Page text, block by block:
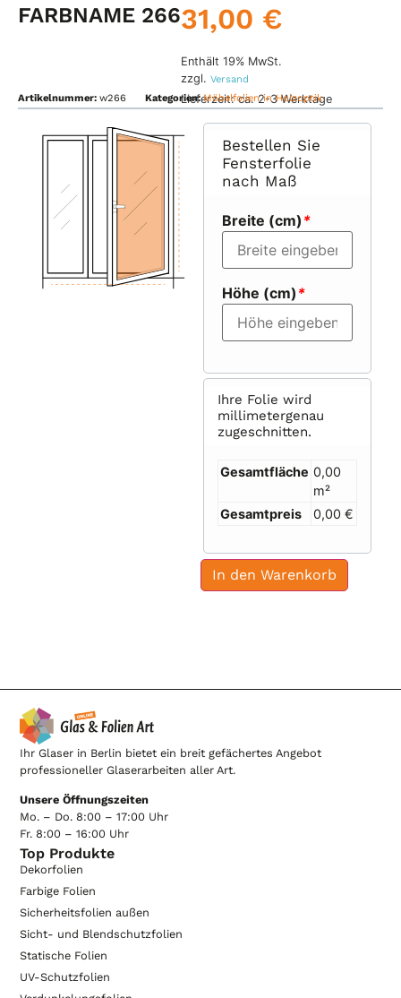
FARBNAME 26631,00 €
Enthält 19% MwSt.
zzgl. Versand
Lieferzeit: ca. 2-3 Werktage
Artikelnummer: w266 Kategorien:Möbelfolien in Holzoptik
Bestellen Sie
Fensterfolie
nach Maß
Breite (cm) *
Höhe (cm) *
Ihre Folie wird
millimetergenau
zugeschnitten.
Gesamtfläche 0,00
m²
Gesamtpreis
0,00 €
In den Warenkorb
Ihr Glaser in Berlin bietet ein breit gefächertes Angebot
professioneller Glaserarbeiten aller Art.
Unsere Öffnungszeiten
Mo. – Do. 8:00 – 17:00 Uhr
Fr. 8:00 – 16:00 Uhr
Top Produkte
Dekorfolien
Farbige Folien
Sicherheitsfolien außen
Sicht- und Blendschutzfolien
Statische Folien
UV-Schutzfolien